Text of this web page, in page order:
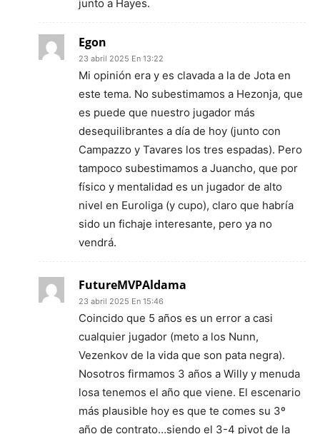
junto a Hayes.
Egon
23 abril 2025 En 13:22
Mi opinión era y es clavada a la de Jota en
este tema. No subestimamos a Hezonja, que
es puede que nuestro jugador más
desequilibrantes a día de hoy (junto con
Campazzo y Tavares los tres espadas). Pero
tampoco subestimamos a Juancho, que por
físico y mentalidad es un jugador de alto
nivel en Euroliga (y cupo), claro que habría
sido un fichaje interesante, pero ya no
vendrá.
FutureMVPAldama
23 abril 2025 En 15:46
Coincido que 5 años es un error a casi
cualquier jugador (meto a los Nunn,
Vezenkov de la vida que son pata negra).
Nosotros firmamos 3 años a Willy y menuda
losa tenemos el año que viene. El escenario
más plausible hoy es que te comes su 3º
año de contrato…siendo el 3-4 pivot de la